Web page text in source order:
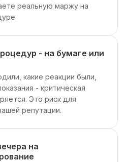
реальную маржу на
- на бумаге или
какие реакции были,
- критическая
Это риск для
репутации.
на